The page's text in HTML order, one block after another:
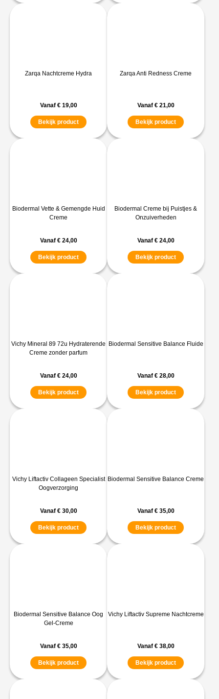
Zarqa Nachtcreme Hydra
Vanaf €19,00
Bekijk product
Zarqa Anti Redness Creme
Vanaf €21,00
Bekijk product
Biodermal Vette & Gemengde Huid
Creme
Vanaf €24,00
Bekijk product
Biodermal Creme bij Puistjes &
Onzuiverheden
Vanaf €24,00
Bekijk product
Vichy Mineral 89 72u Hydraterende
Creme zonder parfum
Vanaf €24,00
Bekijk product
Biodermal Sensitive Balance Fluide
Vanaf €28,00
Bekijk product
Vichy Liftactiv Collageen Specialist
Oogverzorging
Vanaf €30,00
Bekijk product
Biodermal Sensitive Balance Creme
Vanaf €35,00
Bekijk product
Biodermal Sensitive Balance Oog
Gel-Creme
Vanaf €35,00
Bekijk product
Vichy Liftactiv Supreme Nachtcreme
Vanaf €38,00
Bekijk product